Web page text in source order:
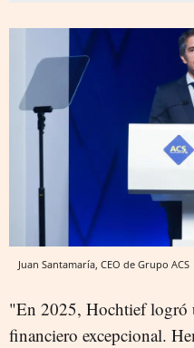
Juan Santamaría, CEO de Grupo ACS
"En 2025, Hochtief logró
financiero excepcional.